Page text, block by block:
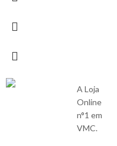
A Loja
Online
n°1 em
VMC.